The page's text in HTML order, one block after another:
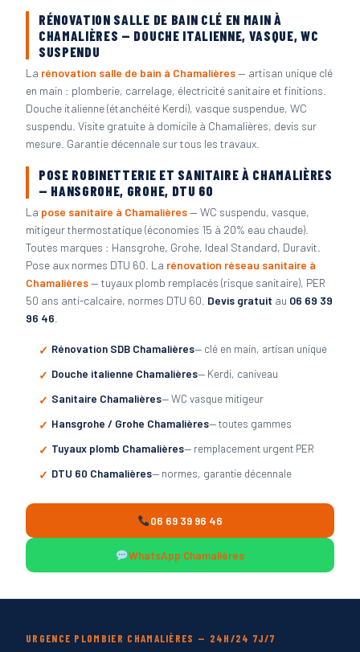
RÉNOVATION SALLE DE BAIN CLÉ EN MAIN À
CHAMALIÈRES — DOUCHE ITALIENNE, VASQUE, WC
SUSPENDU
La rénovation salle de bain à Chamalières— artisan unique clé
en main : plomberie, carrelage, électricité sanitaire et finitions.
Douche italienne (étanchéité Kerdi), vasque suspendue, WC
suspendu. Visite gratuite à domicile à Chamalières, devis sur
mesure. Garantie décennale sur tous les travaux.
POSE ROBINETTERIE ET SANITAIRE À CHAMALIÈRES
— HANSGROHE, GROHE, DTU 60
La pose sanitaire à Chamalières— WC suspendu, vasque,
mitigeur thermostatique (économies 15 à 20% eau chaude).
Toutes marques : Hansgrohe, Grohe, Ideal Standard, Duravit.
Pose aux normes DTU 60. La rénovation réseau sanitaire à
Chamalières— tuyaux plomb remplacés (risque sanitaire), PER
50 ans anti-calcaire, normes DTU 60. Devis gratuit au 06 69 39
96 46
Rénovation SDB Chamalières— clé en main, artisan unique
Douche italienne Chamalières— Kerdi, caniveau
Sanitaire Chamalières— WC vasque mitigeur
Hansgrohe / Grohe Chamalières— toutes gammes
Tuyaux plomb Chamalières— remplacement urgent PER
DTU 60 Chamalières— normes, garantie décennale
06 69 39 96 46
WhatsApp Chamalières
URGENCE PLOMBIER CHAMALIÈRES — 24H/24 7J/7